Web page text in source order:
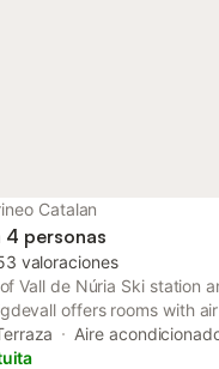
Catalan
4 personas
valoraciones
Vall de Núria Ski station
offers rooms with
in Vall de Bianya. Located
provides a garden and
Aire